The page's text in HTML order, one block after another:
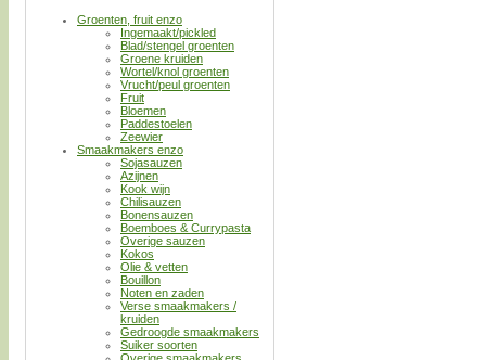
Groenten, fruit enzo
Ingemaakt/pickled
Blad/stengel groenten
Groene kruiden
Wortel/knol groenten
Vrucht/peul groenten
Fruit
Bloemen
Paddestoelen
Zeewier
Smaakmakers enzo
Sojasauzen
Azijnen
Kook wijn
Chilisauzen
Bonensauzen
Boemboes & Currypasta
Overige sauzen
Kokos
Olie & vetten
Bouillon
Noten en zaden
Verse smaakmakers /
kruiden
Gedroogde smaakmakers
Suiker soorten